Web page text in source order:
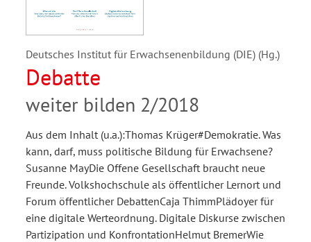
Deutsches Institut für Erwachsenenbildung (DIE) (Hg.)
Debatte
weiter bilden 2/2018
Aus dem Inhalt (u.a.):Thomas Krüger#Demokratie. Was
kann, darf, muss politische Bildung für Erwachsene?
Susanne MayDie Offene Gesellschaft braucht neue
Freunde. Volkshochschule als öffentlicher Lernort und
Forum öffentlicher DebattenCaja ThimmPlädoyer für
eine digitale Werteordnung. Digitale Diskurse zwischen
Partizipation und KonfrontationHelmut BremerWie